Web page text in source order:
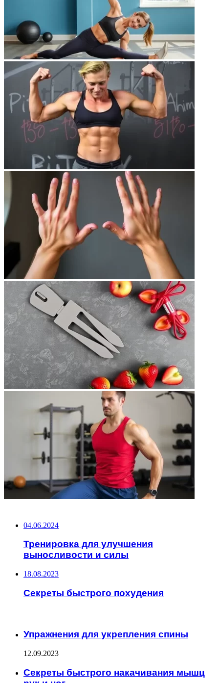
04.06.2024
Тренировка для улучшения
выносливости и силы
18.08.2023
Секреты быстрого похудения
Упражнения для укрепления спины
12.09.2023
Секреты быстрого накачивания мышц